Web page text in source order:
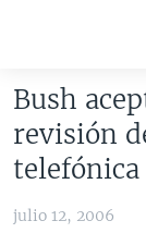
contenido
Salte
AMÉRICA DEL
EEUU
ELECCIONES
Bush
revisión
telefónica
julio 12, 2006